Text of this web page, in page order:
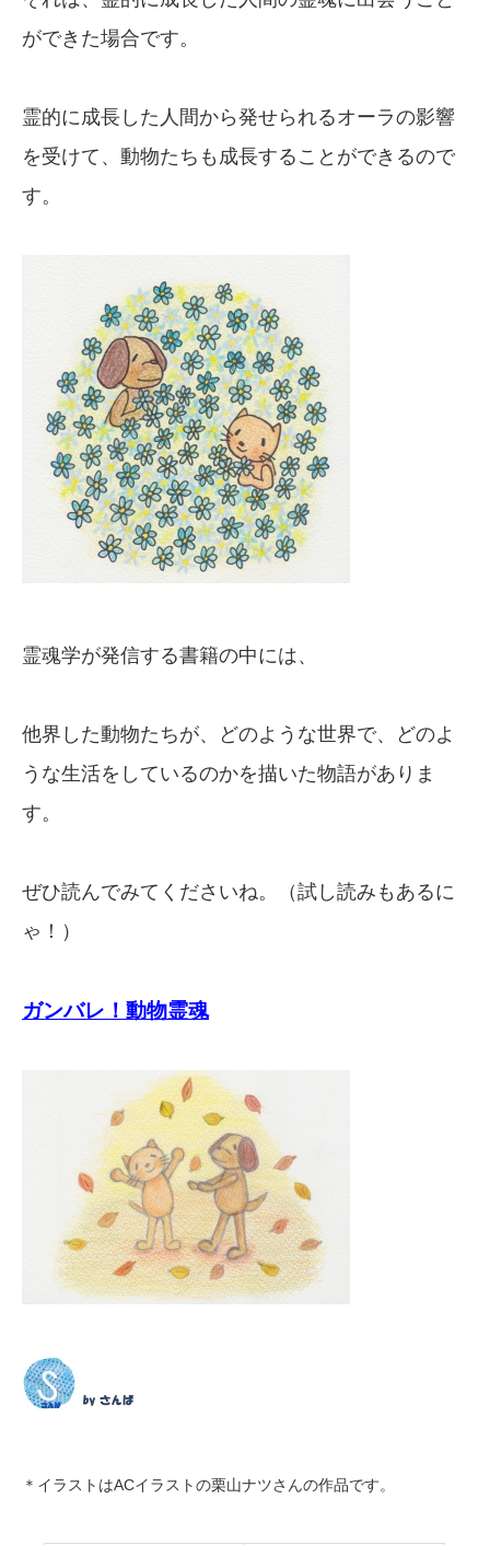
ができた場合です。
霊的に成長した人間から発せられるオーラの影響
を受けて、動物たちも成長することができるので
す。
霊魂学が発信する書籍の中には、
他界した動物たちが、どのような世界で、どのよ
うな生活をしているのかを描いた物語がありま
す。
ぜひ読んでみてくださいね。（試し読みもあるに
ゃ！）
ガンバレ！動物霊魂
＊イラストはACイラストの栗山ナツさんの作品です。